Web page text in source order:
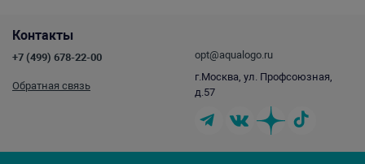
Контакты
+7 (499) 678-22-00
Обратная связь
opt@aqualogo.ru
г.Москва, ул. Профсоюзная,
д.57